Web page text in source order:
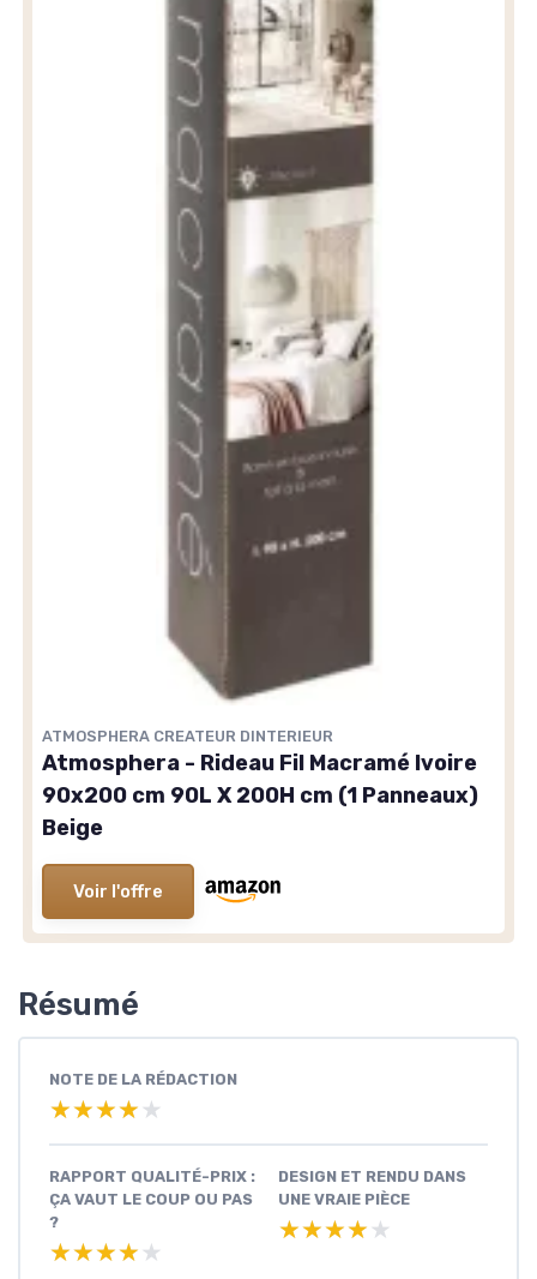
ATMOSPHERA CREATEUR DINTERIEUR
Atmosphera - Rideau Fil Macramé Ivoire
90x200 cm 90L X 200H cm (1 Panneaux)
Beige
Voir l'offre
Résumé
NOTE DE LA RÉDACTION
★★★★★
★★★★★
RAPPORT QUALITÉ-PRIX :
ÇA VAUT LE COUP OU PAS
?
★★★★★
★★★★★
DESIGN ET RENDU DANS
UNE VRAIE PIÈCE
★★★★★
★★★★★